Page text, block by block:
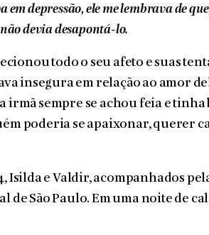
em depressão, ele me lembrava de
devia desapontá-lo.
todo o seu afeto e suas
insegura em relação ao amor
irmã sempre se achou feia e tinha
poderia se apaixonar, querer
Isilda e Valdir, acompanhados
de São Paulo. Em uma noite de